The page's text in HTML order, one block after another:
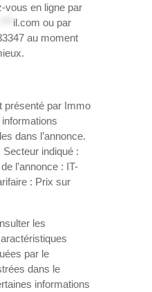
vous en ligne par
il.com ou par
au moment
présenté par Immo
dans l’annonce.
Secteur indiqué :
l’annonce : IT-
: Prix sur
les
par le
dans le
informations